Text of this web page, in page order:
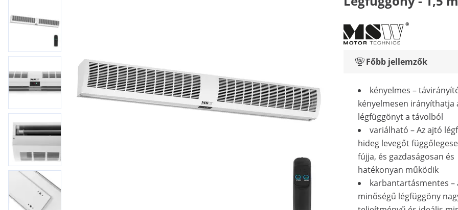
Főbb jellemzők
kényelmes –
kényelmesen irányíthatja
légfüggönyt a távolból
variálható – Az ajtó
hideg levegőt
fújja, és gazdaságosan és
hatékonyan működik
karbantartásmentes –
minőségű légfüggöny